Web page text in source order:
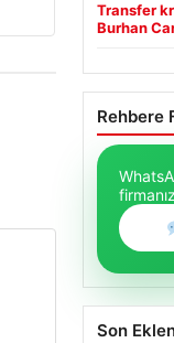
Transfer
Burhan
Rehbere
Son